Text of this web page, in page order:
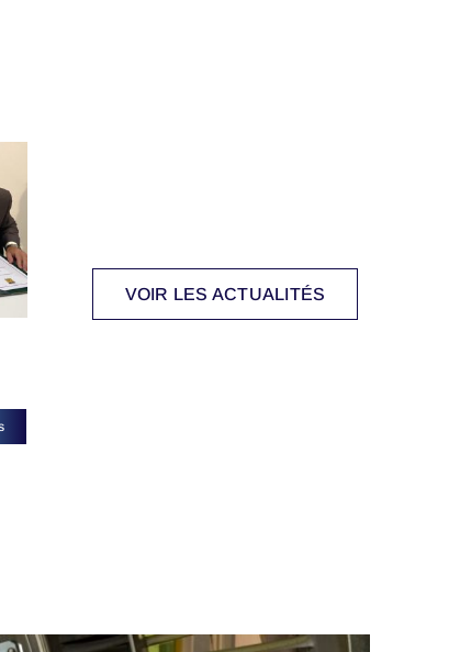
VOIR LES ACTUALITÉS